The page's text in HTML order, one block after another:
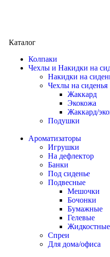
Каталог
Колпаки
Чехлы и Накидки на
Накидки на
Чехлы на сиденья
Жаккард
Экокожа
Жаккард/
Подушки
Ароматизаторы
Игрушки
На дефлектор
Банки
Под сиденье
Подвесные
Мешочки
Бочонки
Бумажные
Гелевые
Жидкостные
Спреи
Для дома/офиса